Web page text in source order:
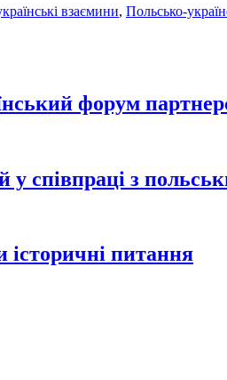
взаємини, Польсько-
форум
у співпраці з
історичні питання